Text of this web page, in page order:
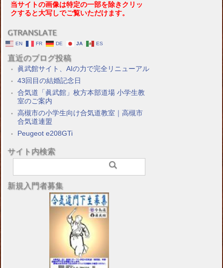
当サイトの画像は特定の一部を除きクリッ
クすると大写しでご覧いただけます。
GTRANSLATE
EN FR DE JA ES
直近のブログ投稿
眞武館サイト、AIの力で完全リニューアル
43回目の結婚記念日
合気道「眞武館」枚方本部道場 小学生教
室のご案内
高槻市の小学生向け合気道教室｜高槻市
合気道連盟
Peugeot e208GTi
サイト内検索
新規入門者募集